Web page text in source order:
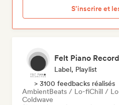
S’inscrire et
Felt Piano
Label, Playlist
> 3100 feedbacks réalisés
AmbientBeats / Lo-fiChill /
Coldwave